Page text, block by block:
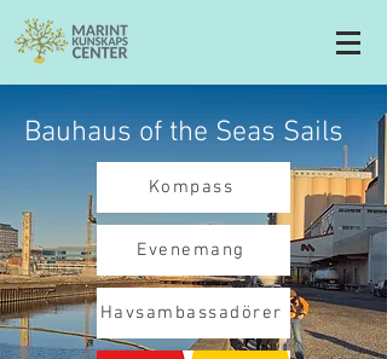
Bauhaus of the Seas Sails
Kompass
Evenemang
Havsambassadörer